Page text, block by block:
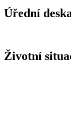
Úřední
Životní